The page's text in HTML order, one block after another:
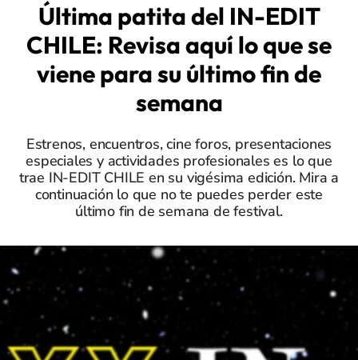
Última patita del IN-EDIT
CHILE: Revisa aquí lo que se
viene para su último fin de
semana
Estrenos, encuentros, cine foros, presentaciones
especiales y actividades profesionales es lo que
trae IN-EDIT CHILE en su vigésima edición. Mira a
continuación lo que no te puedes perder este
último fin de semana de festival.